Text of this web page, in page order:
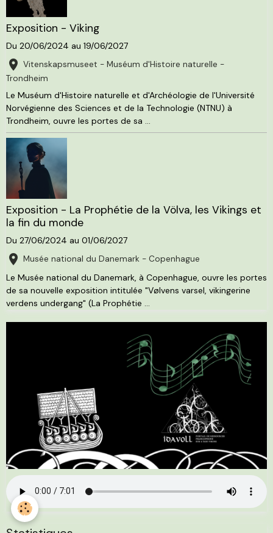
Exposition - Viking
Du 20/06/2024 au 19/06/2027
Vitenskapsmuseet - Muséum d'Histoire naturelle -
Trondheim
Le Muséum d'Histoire naturelle et d'Archéologie de l'Université
Norvégienne des Sciences et de la Technologie (NTNU) à
Trondheim, ouvre les portes de sa ...
Exposition - La Prophétie de la Völva, les Vikings et
la fin du monde
Du 27/06/2024 au 01/06/2027
Musée national du Danemark - Copenhague
Le Musée national du Danemark, à Copenhague, ouvre les portes
de sa nouvelle exposition intitulée "Vølvens varsel, vikingerine
verdens undergang" (La Prophétie ...